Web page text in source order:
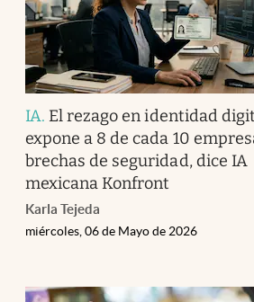
IA. El rezago en identidad
expone a 8 de cada 10
brechas de seguridad, dice IA
mexicana Konfront
Karla Tejeda
miércoles, 06 de Mayo de 2026